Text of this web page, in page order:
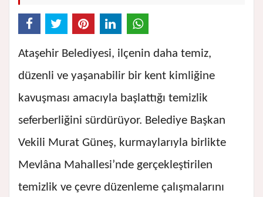
Ataşehir Belediyesi, ilçenin daha temiz,
düzenli ve yaşanabilir bir kent kimliğine
kavuşması amacıyla başlattığı temizlik
seferberliğini sürdürüyor. Belediye Başkan
Vekili Murat Güneş, kurmaylarıyla birlikte
Mevlâna Mahallesi’nde gerçekleştirilen
temizlik ve çevre düzenleme çalışmalarını